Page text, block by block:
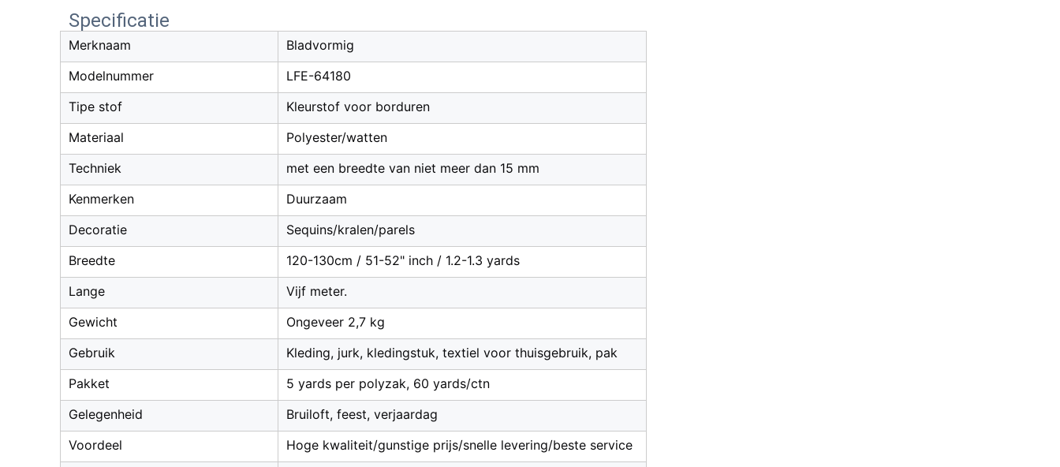
Specificatie
Merknaam
Bladvormig
Modelnummer
LFE-64180
Tipe stof
Kleurstof voor borduren
Materiaal
Polyester/watten
Techniek
met een breedte van niet meer dan 15 mm
Kenmerken
Duurzaam
Decoratie
Sequins/kralen/parels
Breedte
120-130cm / 51-52" inch / 1.2-1.3 yards
Lange
Vijf meter.
Gewicht
Ongeveer 2,7 kg
Gebruik
Kleding, jurk, kledingstuk, textiel voor thuisgebruik, pak
Pakket
5 yards per polyzak, 60 yards/ctn
Gelegenheid
Bruiloft, feest, verjaardag
Voordeel
Hoge kwaliteit/gunstige prijs/snelle levering/beste service